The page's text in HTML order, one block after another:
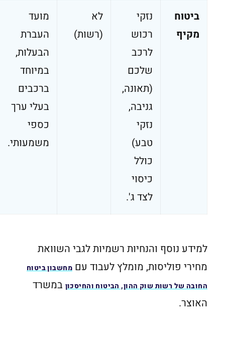
ביטוח
מקיף
נזקי
רכוש
לרכב
שלכם
(תאונה,
גניבה,
נזקי
טבע)
כולל
כיסוי
לצד ג'.
לא
(רשות)
מועד
העברת
הבעלות,
במיוחד
ברכבים
בעלי ערך
כספי
משמעותי.
למידע נוסף והנחיות רשמיות לגבי השוואת
מחירי פוליסות, מומלץ לעבוד עם מחשבון ביטוח
החובה של רשות שוק ההון, הביטוח והחיסכוןבמשרד
האוצר.